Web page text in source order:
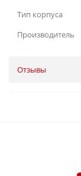
Тип корпуса
Производитель
Отзывы